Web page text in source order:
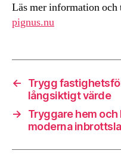
Läs mer information
pignus.nu
←
Trygg
långsiktigt värde
→
Tryggare hem
moderna